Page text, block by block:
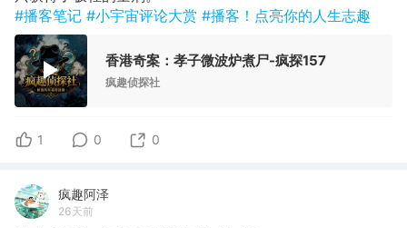
#播客笔记 #小宇宙评论大赏 #播客！点亮你的人生志趣
香港奇案：孝子微波炉煮尸-疯探157
疯趣侦探社
1 0 0
疯趣阿泽
26天前